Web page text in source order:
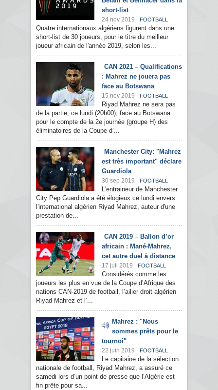
short-list
24 nov 2019 FOOTBALL
Quatre internationaux algériens figurent dans une
short-list de 30 joueurs, pour le titre du meilleur
joueur africain de l'année 2019, selon les...
CAN 2021 – Qualifications
: Mahrez ne jouera pas
face au Botswana
15 nov 2019 FOOTBALL
Riyad Mahrez ne sera pas
de la partie, ce lundi (20h00), face au Botswana
pour le compte de la 2e journée (groupe H) des
éliminatoires de la Coupe d’...
Manchester City: "Mahrez
est très important" déclare
Guardiola
30 sep 2019 FOOTBALL
L'entraineur de Manchester
City Pep Guardiola a été élogieux ce lundi envers
l'international algérien Riyad Mahrez, auteur d'une
prestation de...
CAN 2019 – Ballon d’or
africain : Mané-Mahrez,
cet autre duel à distance
17 juil 2019 FOOTBALL
Considérés comme les
joueurs les plus en vue de la Coupe d’Afrique des
nations CAN-2019 de football, l’ailier droit algérien
Riyad Mahrez et l’...
Mahrez : "Nous
sommes prêts pour le
tournoi"
22 juin 2019 FOOTBALL
Le capitaine de la sélection
nationale de football, Riyad Mahrez, a assuré ce
samedi lors d’un point de presse que l’Algérie est
fin prête pour sa...